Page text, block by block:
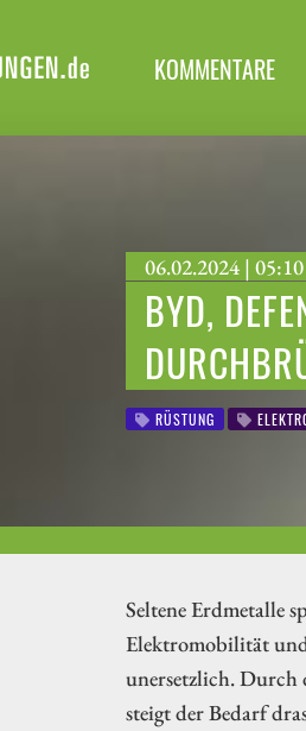
KOMMENTARE
06.02.2024 | 05:10
BYD,
RÜSTUNG
Seltene Erdmetalle
Elektromobilität
unersetzlich. Durch
steigt der Bedarf